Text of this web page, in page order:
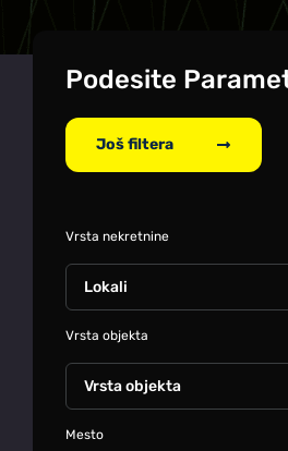
Podesite
Još filtera
Vrsta nekretnine
Vrsta objekta
Mesto